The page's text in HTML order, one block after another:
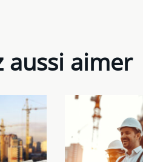
aussi aimer